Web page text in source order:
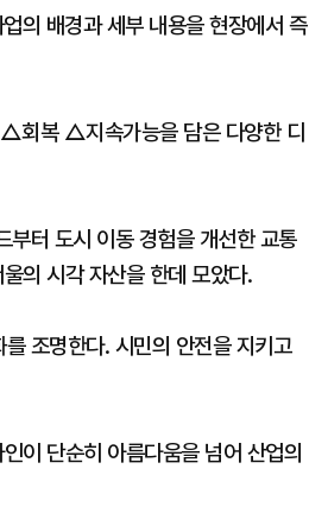
의 배경과 세부 내용을 현장에서 즉
복 △지속가능을 담은 다양한 디
부터 도시 이동 경험을 개선한 교통
의 시각 자산을 한데 모았다.
조명한다. 시민의 안전을 지키고
이 단순히 아름다움을 넘어 산업의